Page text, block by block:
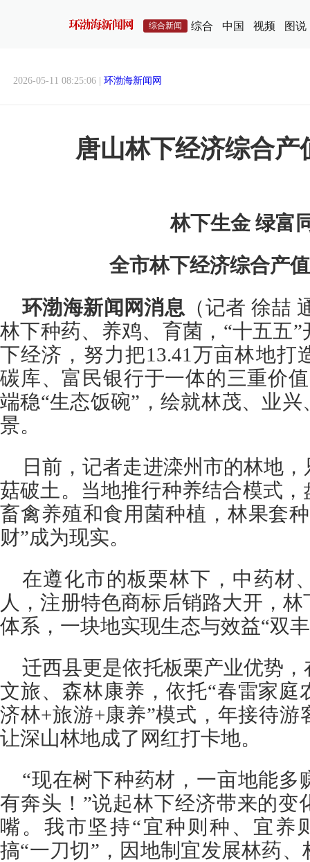
综合新闻 综合 中国 视频 图说
2026-05-11 08:25:06 | 环渤海新闻网
唐山林下经济综合产
林下生金 绿富
全市林下经济综合产
环渤海新闻网消息 （记者 徐喆
林下种药、养鸡、育菌，“十五五
下经济，努力把13.41万亩林地打
碳库、富民银行于一体的三重价
端稳“生态饭碗”，绘就林茂、业
景。
日前，记者走进滦州市的林地
菇破土。当地推行种养结合模式
畜禽养殖和食用菌种植，林果套
财”成为现实。
在遵化市的板栗林下，中药材
人，注册特色商标后销路大开，
体系，一块地实现生态与效益“双
迁西县更是依托板栗产业优势
文旅、森林康养，依托“春雷家庭
济林+旅游+康养”模式，年接待游
让深山林地成了网红打卡地。
“现在树下种药材，一亩地能多
有奔头！”说起林下经济带来的变
嘴。我市坚持“宜种则种、宜养
搞“一刀切”，因地制宜发展林药